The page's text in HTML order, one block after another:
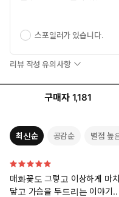
스포일러가 있습니다.
리뷰 작성 유의사항
구매자 1,181
최신순 공감순 별점 높
매화꽃도 그렇고 이상하게 마
닿고 가슴을 두드리는 이야기..